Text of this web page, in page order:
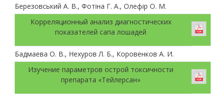
Березовський А. В., Фотіна Г. А., Олефір О. М.
Корреляционный анализ диагностических
показателей сапа лошадей
Бадмаева О. В., Нехуров Л. Б., Коровенков А. И.
Изучение параметров острой токсичности
препарата «Тейлерсан»